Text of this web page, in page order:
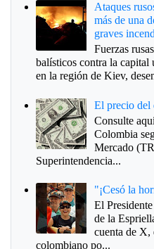
Ataques
más de una
graves
Fuerzas
balísticos contra la capital
en la región de Kiev,
El precio del
Consulte
Colombia
Mercado
Superintendencia...
"¡Cesó la
El
de la
cuenta de X,
colombiano po...